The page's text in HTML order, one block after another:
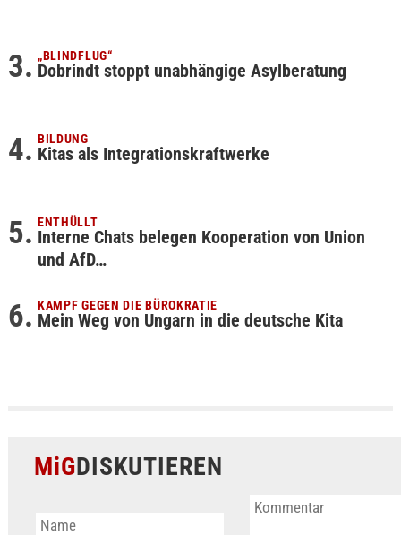
„BLINDFLUG“
Dobrindt stoppt unabhängige Asylberatung
BILDUNG
Kitas als Integrationskraftwerke
ENTHÜLLT
Interne Chats belegen Kooperation von Union
und AfD…
KAMPF GEGEN DIE BÜROKRATIE
Mein Weg von Ungarn in die deutsche Kita
MiGDISKUTIEREN